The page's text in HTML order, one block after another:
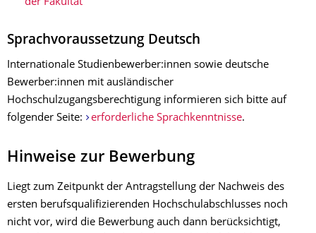
der Fakultät
Sprachvoraussetzung Deutsch
Internationale Studienbewerber:innen sowie deutsche
Bewerber:innen mit ausländischer
Hochschulzugangsberechtigung informieren sich bitte auf
folgender Seite:
erforderliche Sprachkenntnisse.
Hinweise zur Bewerbung
Liegt zum Zeitpunkt der Antragstellung der Nachweis des
ersten berufsqualifizierenden Hochschulabschlusses noch
nicht vor, wird die Bewerbung auch dann berücksichtigt,